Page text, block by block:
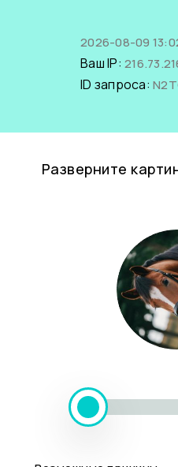
2026-08-09
Ваш IP:
ID запроса:
Разверните